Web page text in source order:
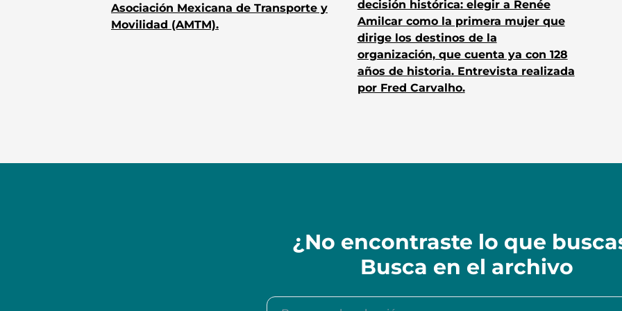
Asociación Mexicana de Transporte y
Movilidad (AMTM).
decisión histórica: elegir a Renée
Amilcar como la primera mujer que
dirige los destinos de la
organización, que cuenta ya con 128
años de historia. Entrevista realizada
por Fred Carvalho.
¿No encontraste lo que
Busca en el archivo
Buscar en la colección